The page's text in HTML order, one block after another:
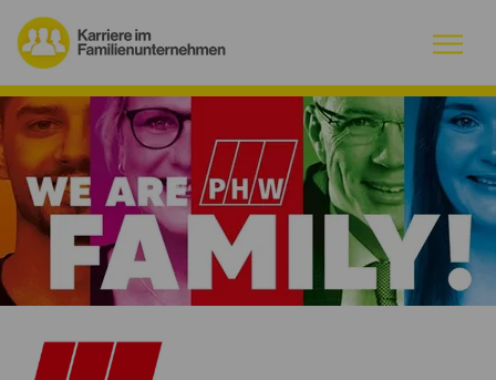
Warum Familienunternehmen?
Firmenprofile
Jobs
Magazin
Initiative